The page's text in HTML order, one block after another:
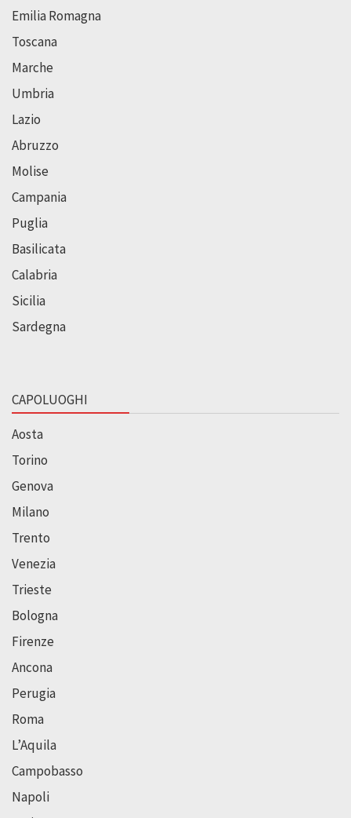
Emilia Romagna
Toscana
Marche
Umbria
Lazio
Abruzzo
Molise
Campania
Puglia
Basilicata
Calabria
Sicilia
Sardegna
CAPOLUOGHI
Aosta
Torino
Genova
Milano
Trento
Venezia
Trieste
Bologna
Firenze
Ancona
Perugia
Roma
L’Aquila
Campobasso
Napoli